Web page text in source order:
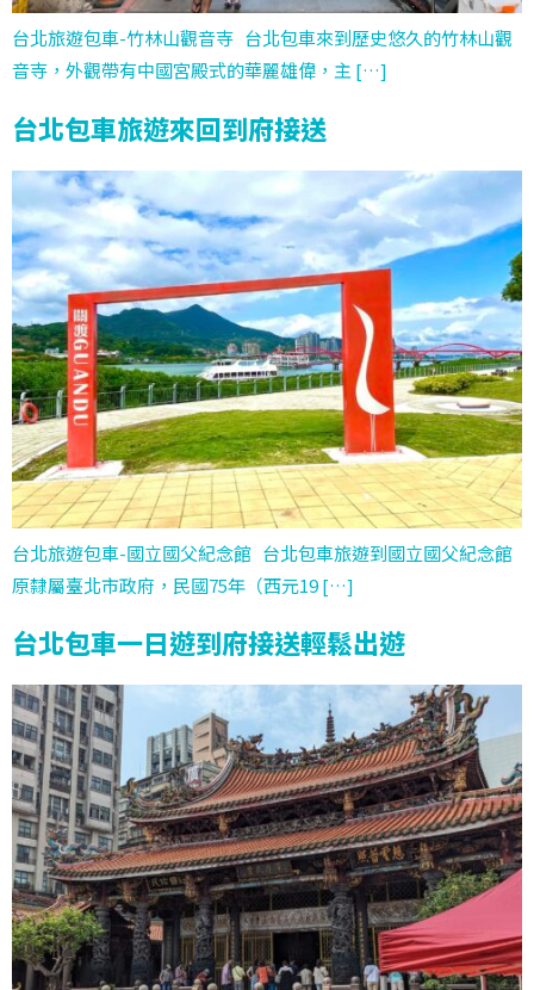
台北旅遊包車-竹林山觀音寺 台北包車來到歷史悠久的竹林山觀
音寺，外觀帶有中國宮殿式的華麗雄偉，主 […]
台北包車旅遊來回到府接送
台北旅遊包車-國立國父紀念館 台北包車旅遊到國立國父紀念館
原隸屬臺北市政府，民國75年（西元19 […]
台北包車一日遊到府接送輕鬆出遊